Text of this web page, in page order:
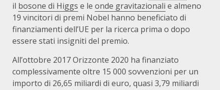
il bosone di Higgs e le onde gravitazionali e almeno
19 vincitori di premi Nobel hanno beneficiato di
finanziamenti dell’UE per la ricerca prima o dopo
essere stati insigniti del premio.
All’ottobre 2017 Orizzonte 2020 ha finanziato
complessivamente oltre 15 000 sovvenzioni per un
importo di 26,65 miliardi di euro, quasi 3,79 miliardi